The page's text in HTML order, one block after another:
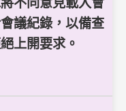
不同意見載入會
議紀錄，以備查
上開要求。